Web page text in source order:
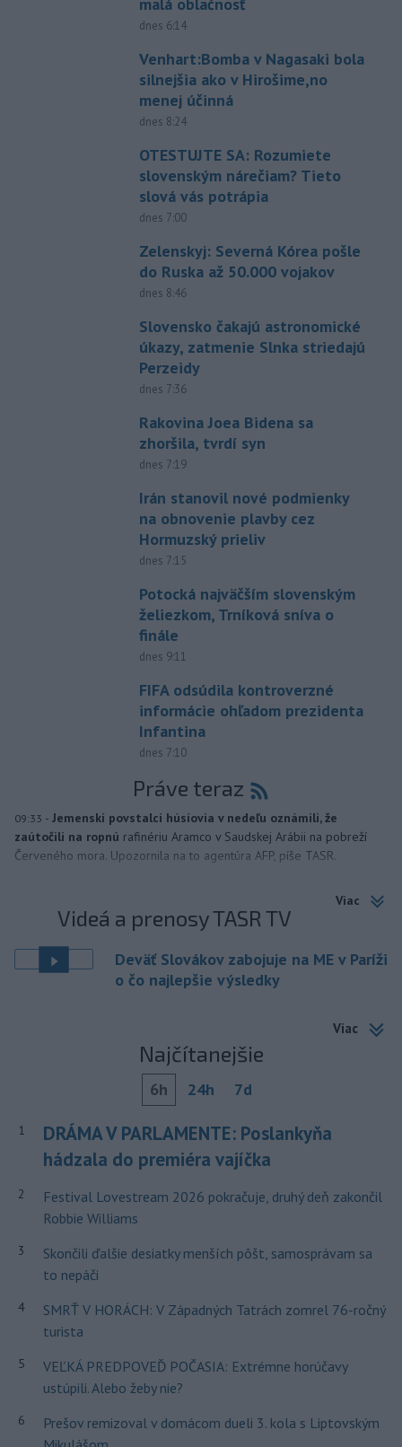
dnes 6:14
Venhart:Bomba v Nagasaki bola
silnejšia ako v Hirošime,no
menej účinná
dnes 8:24
OTESTUJTE SA: Rozumiete
slovenským nárečiam? Tieto
slová vás potrápia
dnes 7:00
Zelenskyj: Severná Kórea pošle
do Ruska až 50.000 vojakov
dnes 8:46
Slovensko čakajú astronomické
úkazy, zatmenie Slnka striedajú
Perzeidy
dnes 7:36
Rakovina Joea Bidena sa
zhoršila, tvrdí syn
dnes 7:19
Irán stanovil nové podmienky
na obnovenie plavby cez
Hormuzský prieliv
dnes 7:15
Potocká najväčším slovenským
želiezkom, Trníková sníva o
finále
dnes 9:11
FIFA odsúdila kontroverzné
informácie ohľadom prezidenta
Infantina
dnes 7:10
Práve teraz
09:33 - Jemenskí povstalci húsíovia v nedeľu oznámili, že
zaútočili na ropnú rafinériu Aramco v Saudskej Arábii na pobreží
Červeného mora. Upozornila na to agentúra AFP, píše TASR.
Viac
Videá a prenosy TASR TV
Deväť Slovákov zabojuje na ME v Paríži
o čo najlepšie výsledky
Viac
Najčítanejšie
6h 24h 7d
1
DRÁMA V PARLAMENTE: Poslankyňa
hádzala do premiéra vajíčka
2
Festival Lovestream 2026 pokračuje, druhý deň zakončil
Robbie Williams
3
Skončili ďalšie desiatky menších pôšt, samosprávam sa
to nepáči
4
SMRŤ V HORÁCH: V Západných Tatrách zomrel 76-ročný
turista
5
VEĽKÁ PREDPOVEĎ POČASIA: Extrémne horúčavy
ustúpili. Alebo žeby nie?
6
Prešov remizoval v domácom dueli 3. kola s Liptovským